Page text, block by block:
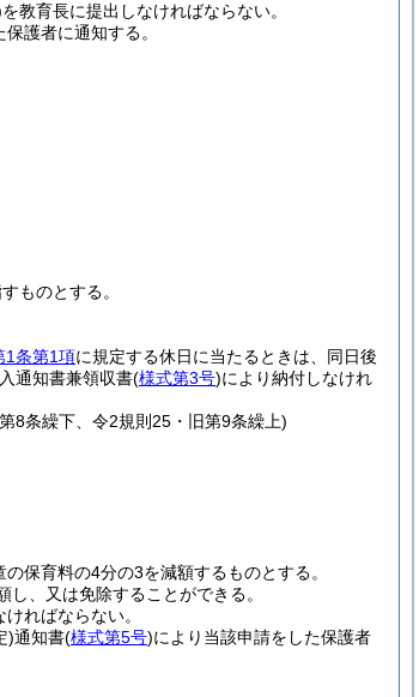
を教育長に提出しなければならない。
護者に通知する。
ものとする。
1条第1項に規定する休日に当たるときは、同日後
通知書兼領収書(様式第3号)により納付しなけれ
8条繰下、令2規則25・旧第9条繰上)
保育料の4分の3を減額するものとする。
、又は免除することができる。
ればならない。
)通知書(様式第5号)により当該申請をした保護者